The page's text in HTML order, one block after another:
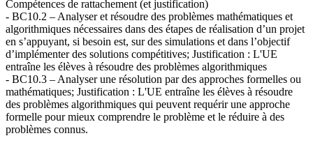
Compétences de rattachement (et justification)
- BC10.2 – Analyser et résoudre des problèmes mathématiques et
algorithmiques nécessaires dans des étapes de réalisation d’un projet
en s’appuyant, si besoin est, sur des simulations et dans l’objectif
d’implémenter des solutions compétitives; Justification : L'UE
entraîne les élèves à résoudre des problèmes algorithmiques
- BC10.3 – Analyser une résolution par des approches formelles ou
mathématiques; Justification : L'UE entraîne les élèves à résoudre
des problèmes algorithmiques qui peuvent requérir une approche
formelle pour mieux comprendre le problème et le réduire à des
problèmes connus.